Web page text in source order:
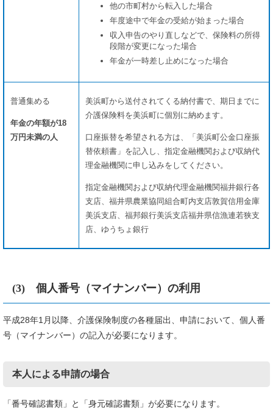
他の市町村から転入した場合
年度途中で年金の受給が始まった場合
収入申告のやり直しなどで、保険料の所得
段階が変更になった場合
年金が一時差し止めになった場合
普通集める
年金の年額が18
万円未満の人
美浜町から送付されてくる納付書で、期日までに
介護保険料を美浜町に個別に納めます。
口座振替を希望される方は、「美浜町公金口座振
替依頼書」を記入し、指定金融機関および収納代
理金融機関に申し込みをしてください。
指定金融機関および収納代理金融機関福井銀行各
支店、福井県農業協同組合町内支店敦賀信用金庫
美浜支店、福邦銀行美浜支店福井県信漁連若狭支
店、ゆうちょ銀行
(3) 個人番号（マイナンバー）の利用
平成28年1月以降、介護保険制度の各種届出、申請において、個人番
号（マイナンバー）の記入が必要になります。
本人による申請の場合
「番号確認書類」と「身元確認書類」が必要になります。